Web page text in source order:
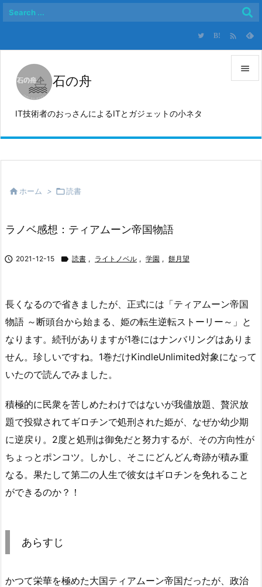
石の舟
IT技術者のおっさんによるITとガジェットの小ネタ

サイド
B! 
 ホーム > 読書
ラノベ感想：ティアムーン帝国物語
 2021-12-15  読書 , ライトノベル , 学園 , 餅月望
長くなるので省きましたが、正式には「ティアムーン帝国
物語 ～断頭台から始まる、姫の転生逆転ストーリー～」と
なります。続刊がありますが1巻にはナンバリングはありま
せん。珍しいですね。1巻だけKindleUnlimited対象になって
いたので読んでみました。
積極的に民衆を苦しめたわけではないが我儘放題、贅沢放
題で投獄されてギロチンで処刑された姫が、なぜか幼少期
に逆戻り。2度と処刑は御免だと努力するが、その方向性が
ちょっとポンコツ。しかし、そこにどんどん奇跡が積み重
なる。果たして第二の人生で彼女はギロチンを免れること
ができるのか？！
あらすじ
かつて栄華を極めた大国ティアムーン帝国だったが、政治